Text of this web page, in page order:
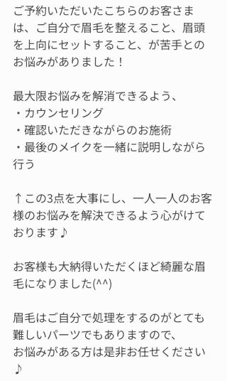
ご予約いただいたこちらのお客さま
は、ご自分で眉毛を整えること、眉頭
を上向にセットすること、が苦手との
お悩みがありました！
最大限お悩みを解消できるよう、
・カウンセリング
・確認いただきながらのお施術
・最後のメイクを一緒に説明しながら
行う
↑この3点を大事にし、一人一人のお客
様のお悩みを解決できるよう心がけて
おります♪
お客様も大納得いただくほど綺麗な眉
毛になりました(^^)
眉毛はご自分で処理をするのがとても
難しいパーツでもありますので、
お悩みがある方は是非お任せください
♪